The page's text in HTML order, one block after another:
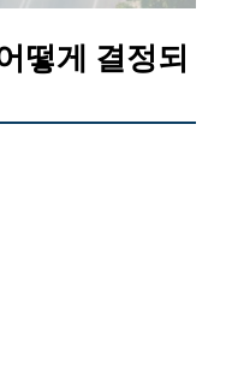
떻게 결정되